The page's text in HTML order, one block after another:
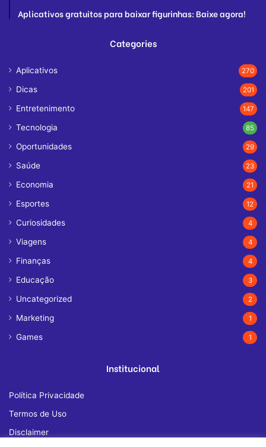
Aplicativos gratuitos para baixar figurinhas: Baixe agora!
Categories
Aplicativos 270
Dicas 201
Entretenimento 147
Tecnologia 85
Oportunidades 29
Saúde 23
Economia 21
Esportes 12
Curiosidades 4
Viagens 4
Finanças 4
Educação 3
Uncategorized 2
Marketing 1
Games 1
Institucional
Política Privacidade
Termos de Uso
Disclaimer